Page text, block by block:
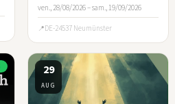
ven., 28/08/2026 – sam., 19/09/2026
DE-24537 Neumünster
29
AUG